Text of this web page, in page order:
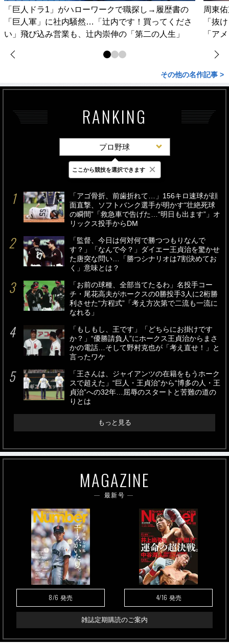
「巨人ドラ1」がハローワークで職探し→履歴書の
「巨人軍」に社内騒然…「辻内です！買ってくださ
い」飛び込み営業も、辻内崇伸の「第二の人生」
周東
「抜
「ア
その他の名作記事 >
RANKING
プロ野球
最新 24時間 週間
「アゴ骨折、前歯折れて…」156キロ速球が顔
面直撃、ソフトバンク選手が明かす“壮絶死球
の瞬間”「救急車で告げた…“明日も出ます”」オ
リックス投手からDM
「監督、今日は何対何で勝つつもりなんで
す？」「なんで今？」ダイエー王貞治を驚かせ
た唐突な問い…「勝つシナリオは7割決めてお
く」意味とは？
「お前の球種、全部当てたるわ」名投手コー
チ・尾花高夫がホークスの0勝投手3人に2桁勝
利させた“方程式”「考え方次第で二流も一流に
なれる」
「もしもし、王です」「どちらにお掛けです
か？」“優勝請負人”にホークス王貞治からまさ
かの電話…そして野村克也が「考え直せ！」と
言ったワケ
「王さんは、ジャイアンツの在籍をもうホーク
スで超えた」“巨人・王貞治”から“博多の人・王
貞治”への32年…屈辱のスタートと苦難の道の
りとは
もっと見る
MAGAZINE
最新号
8/6 発売 4/16 発売
雑誌定期購読のご案内
ここから競技を選択できます ×